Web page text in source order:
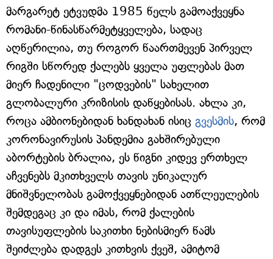
მარგარეტ ეტვუდმა 1985 წელს გამოაქვეყნა
რომანი-წინასწარმეტყველება, სადაც
აღწერილია, თუ როგორ წაართმევენ პირველ
რიგში სწორედ ქალებს ყველა უფლებას მათ
მიერ ჩადენილი "ცოდვების" სახელით
გლობალური კრიზისის დაწყებისას. ახლა კი,
როცა ამბიონებიდან ხანდახან ისიც გვესმის, რომ
კორონავირუსის პანდემია გახშირებული
აბორტების ბრალია, ეს წიგნი კიდევ ერთხელ
აჩვენებს მკითხველს თავის უნიკალურ
მნიშვნელობას გამოქვეყნებიდან ათწლეულების
შემდეგაც კი და იმას, რომ ქალების
თავისუფლების საკითხი ნებისმიერ წამს
შეიძლება დადგეს კითხვის ქვეშ, ამიტომ